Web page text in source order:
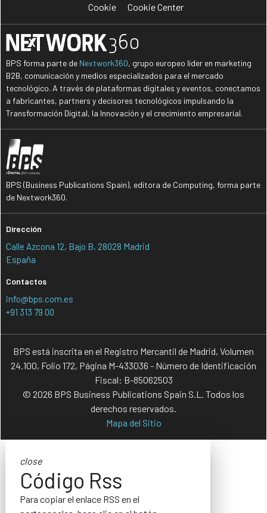
Cookie
Cookie Center
BPS forma parte de Nextwork360, grupo europeo líder en marketing
B2B, comunicación y medios especializados para el mercado
tecnológico. A través de plataformas digitales y eventos, conectamos
a fabricantes, partners y decisores tecnológicos impulsando la
Transformación Digital, la Innovación y el crecimiento empresarial.
BPS (Business Publications Spain), editora de Computing, forma parte
de Nextwork360.
Dirección
Calle Azcona 12, Bajo B, 28028 Madrid
España
Contactos
info@bps.com.es
+91 313 79 00
BPS está inscrita en el Registro Mercantil de Madrid, Volumen
24.100, Folio 172, Página M-433036 - Número de Identificación
Fiscal: B-85062503
© 2026 BPS Business Publications Spain S.L. Todos los
derechos reservados.
Mapa del Sitio
close
Código Rss
Para copiar el enlace RSS en el